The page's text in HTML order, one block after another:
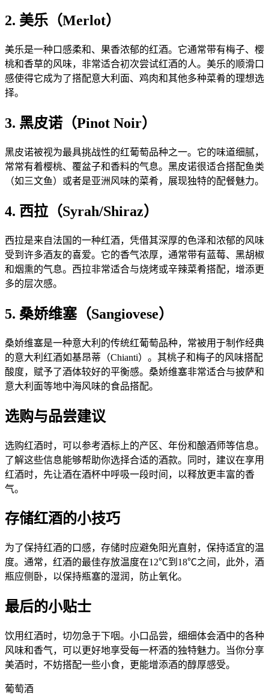
2. 美乐（Merlot）
美乐是一种口感柔和、果香浓郁的红酒。它通常带有梅子、樱
桃和香草的风味，非常适合初次尝试红酒的人。美乐的顺滑口
感使得它成为了搭配意大利面、鸡肉和其他多种菜肴的理想选
择。
3. 黑皮诺（Pinot Noir）
黑皮诺被视为最具挑战性的红葡萄品种之一。它的味道细腻，
常常有着樱桃、覆盆子和香料的气息。黑皮诺很适合搭配鱼类
（如三文鱼）或者是亚洲风味的菜肴，展现独特的配餐魅力。
4. 西拉（Syrah/Shiraz）
西拉是来自法国的一种红酒，凭借其深厚的色泽和浓郁的风味
受到许多酒友的喜爱。它的香气浓厚，通常带有蓝莓、黑胡椒
和烟熏的气息。西拉非常适合与烧烤或辛辣菜肴搭配，增添更
多的层次感。
5. 桑娇维塞（Sangiovese）
桑娇维塞是一种意大利的传统红葡萄品种，常被用于制作经典
的意大利红酒如基昂蒂（Chianti）。其桃子和梅子的风味搭配
酸度，赋予了酒体较好的平衡感。桑娇维塞非常适合与披萨和
意大利面等地中海风味的食品搭配。
选购与品尝建议
选购红酒时，可以参考酒标上的产区、年份和酿酒师等信息。
了解这些信息能够帮助你选择合适的酒款。同时，建议在享用
红酒时，先让酒在酒杯中呼吸一段时间，以释放更丰富的香
气。
存储红酒的小技巧
为了保持红酒的口感，存储时应避免阳光直射，保持适宜的温
度。通常，红酒的最佳存放温度在12℃到18℃之间，此外，酒
瓶应侧卧，以保持瓶塞的湿润，防止氧化。
最后的小贴士
饮用红酒时，切勿急于下咽。小口品尝，细细体会酒中的各种
风味和香气，可以更好地享受每一杯酒的独特魅力。当你分享
美酒时，不妨搭配一些小食，更能增添酒的醇厚感受。
葡萄酒